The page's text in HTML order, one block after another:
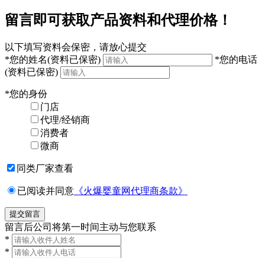
留言即可获取产品资料和代理价格！
以下填写资料会保密，请放心提交
*您的姓名(资料已保密) *您的电话
(资料已保密)
*您的身份
门店
代理/经销商
消费者
微商
同类厂家查看
已阅读并同意 《火爆婴童网代理商条款》
留言后公司将第一时间主动与您联系
*
*